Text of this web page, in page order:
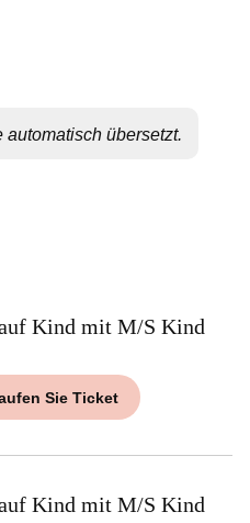
automatisch übersetzt.
Kind mit M/S Kind
Sie Ticket
Kind mit M/S Kind